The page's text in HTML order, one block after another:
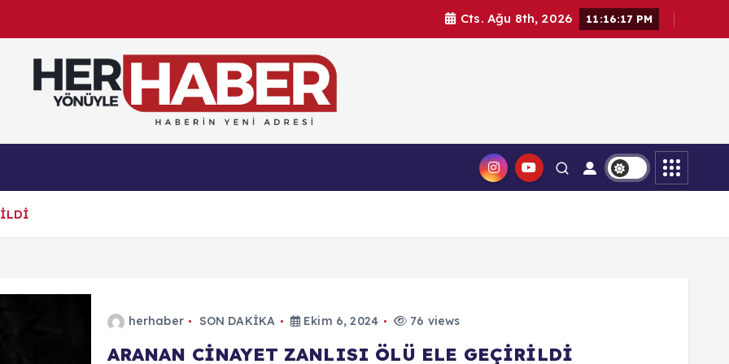
Cts. Ağu 8th, 2026 11:16:18 PM
Haberin Yeni Adresi
herhaber SON DAKİKA Ekim 6, 2024 76 views
ARANAN CİNAYET ZANLISI ÖLÜ ELE GEÇİRİLDİ